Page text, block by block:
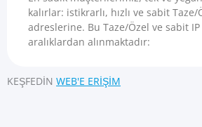
kalırlar: istikrarlı, hızlı ve sabit Taze/
adreslerine. Bu Taze/Özel ve sabit
aralıklardan alınmaktadır:
KEŞFEDIN WEB'E ERIŞIM